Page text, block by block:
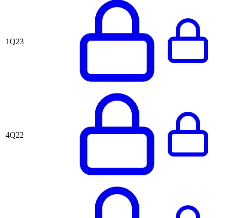
1Q23
4Q22